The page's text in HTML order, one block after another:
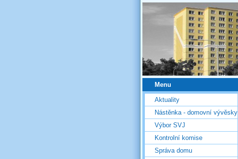
Menu
Aktuality
Nástěnka - domovní vývěsky
Výbor SVJ
Kontrolní komise
Správa domu